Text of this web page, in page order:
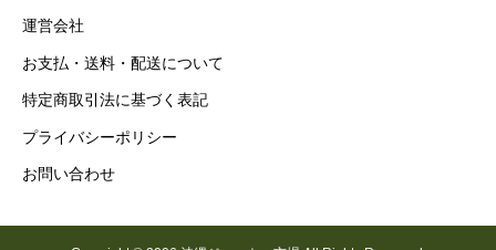
運営会社
お支払・送料・配送について
特定商取引法に基づく表記
プライバシーポリシー
お問い合わせ